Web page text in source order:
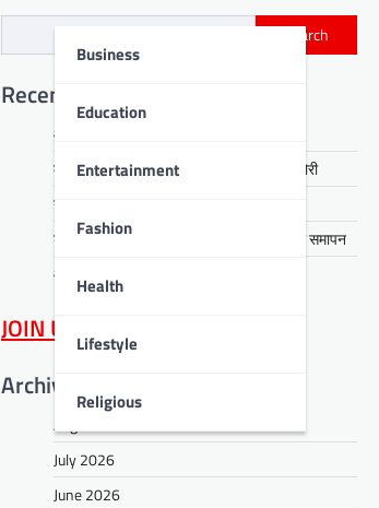
Business
Education
Entertainment
Fashion
Health
Lifestyle
Religious
Search
Recent Posts
आरती हेंब्रम हत्याकांड का खुलासा, तीन गिरफ्तार
कसमार में सेवानिवृत्त CCL कर्मी के घर लाखों की चोरी
नावाडीह में तीन अर्थियों ने रुलाया पूरा गांव
डीपीएस बोकारो में रंगारंग समूह नृत्य से ‘धरोहर’ का समापन
आईआईटी पटना में नशा मुक्ति का संदेश
JOIN US
Archives
August 2026
July 2026
June 2026